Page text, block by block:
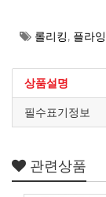
롤리킹, 플라잉
상품설명
필수표기정보
관련상품